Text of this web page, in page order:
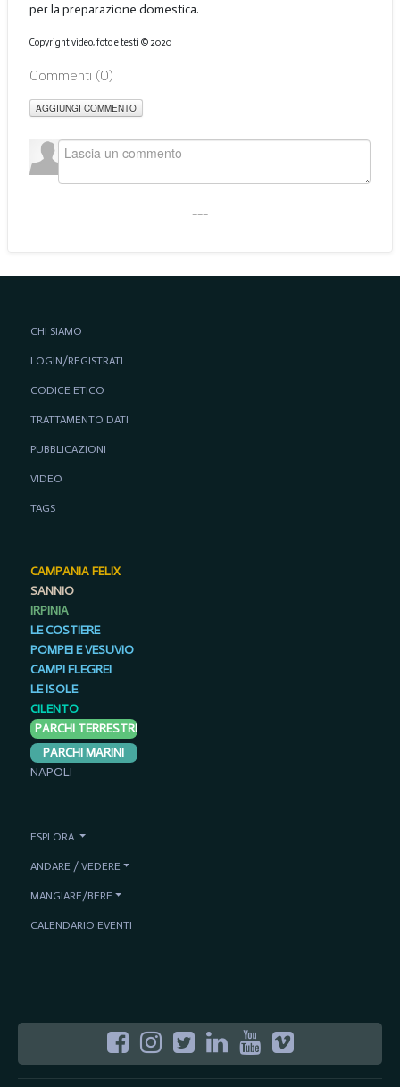
per la preparazione domestica.
Copyright video, foto e testi © 2020
Commenti (0)
AGGIUNGI COMMENTO
CHI SIAMO
LOGIN/REGISTRATI
CODICE ETICO
TRATTAMENTO DATI
PUBBLICAZIONI
VIDEO
TAGS
CAMPANIA FELIX
SANNIO
IRPINIA
LE COSTIERE
POMPEI E VESUVIO
CAMPI FLEGREI
LE ISOLE
CILENTO
PARCHI TERRESTRI
PARCHI MARINI
NAPOLI
ESPLORA
ANDARE / VEDERE
MANGIARE/BERE
CALENDARIO EVENTI